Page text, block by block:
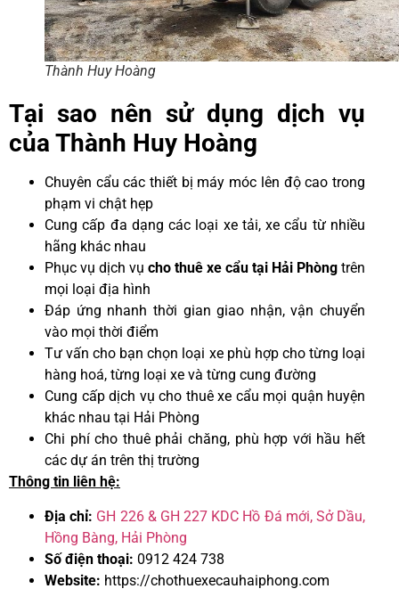
Thành Huy Hoàng
Tại sao nên sử dụng dịch vụ
của Thành Huy Hoàng
Chuyên cẩu các thiết bị máy móc lên độ cao trong
phạm vi chật hẹp
Cung cấp đa dạng các loại xe tải, xe cẩu từ nhiều
hãng khác nhau
Phục vụ dịch vụ cho thuê xe cẩu tại Hải Phòng trên
mọi loại địa hình
Đáp ứng nhanh thời gian giao nhận, vận chuyển
vào mọi thời điểm
Tư vấn cho bạn chọn loại xe phù hợp cho từng loại
hàng hoá, từng loại xe và từng cung đường
Cung cấp dịch vụ cho thuê xe cẩu mọi quận huyện
khác nhau tại Hải Phòng
Chi phí cho thuê phải chăng, phù hợp với hầu hết
các dự án trên thị trường
Thông tin liên hệ:
Địa chỉ: GH 226 & GH 227 KDC Hồ Đá mới, Sở Dầu,
Hồng Bàng, Hải Phòng
Số điện thoại: 0912 424 738
Website: https://chothuexecauhaiphong.com